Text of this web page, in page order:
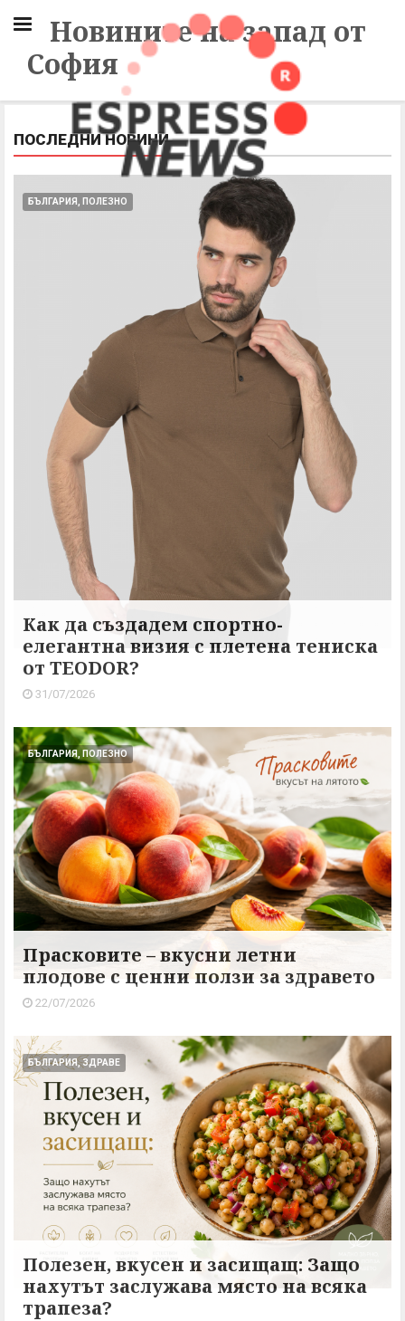
Новините на запад от
София
ПОСЛЕДНИ НОВИНИ
БЪЛГАРИЯ, ПОЛЕЗНО
Как да създадем спортно-
елегантна визия с плетена тениска
от TEODOR?
31/07/2026
БЪЛГАРИЯ, ПОЛЕЗНО
Прасковите – вкусни летни
плодове с ценни ползи за здравето
22/07/2026
БЪЛГАРИЯ, ЗДРАВЕ
Полезен, вкусен и засищащ: Защо
нахутът заслужава място на всяка
трапеза?